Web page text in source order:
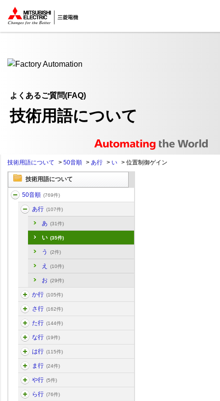
ここから本文
よくあるご質問(FAQ)
技術用語について
技術用語について > 50音順 > あ行 > い > 位置制御ゲイン
技術用語について
50音順 (769件)
あ行 (107件)
あ (31件)
い (35件)
う (2件)
え (10件)
お (29件)
か行 (105件)
さ行 (162件)
た行 (144件)
な行 (19件)
は行 (115件)
ま行 (24件)
や行 (5件)
ら行 (76件)